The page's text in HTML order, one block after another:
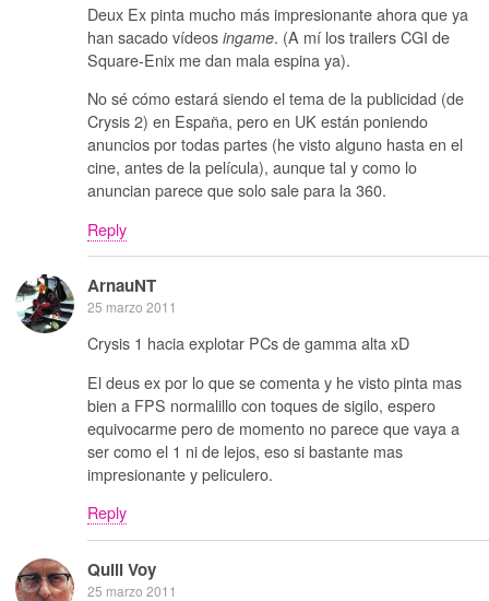
Deux Ex pinta mucho más impresionante ahora que ya
han sacado vídeos ingame. (A mí los trailers CGI de
Square-Enix me dan mala espina ya).
No sé cómo estará siendo el tema de la publicidad (de
Crysis 2) en España, pero en UK están poniendo
anuncios por todas partes (he visto alguno hasta en el
cine, antes de la película), aunque tal y como lo
anuncian parece que solo sale para la 360.
Reply
ArnauNT
25 marzo 2011
Crysis 1 hacia explotar PCs de gamma alta xD
El deus ex por lo que se comenta y he visto pinta mas
bien a FPS normalillo con toques de sigilo, espero
equivocarme pero de momento no parece que vaya a
ser como el 1 ni de lejos, eso si bastante mas
impresionante y peliculero.
Reply
Quill Voy
25 marzo 2011